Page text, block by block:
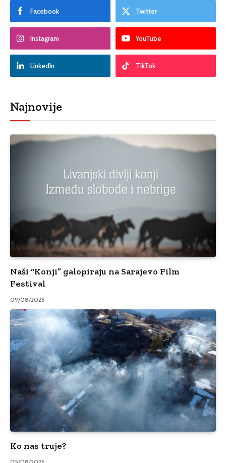
Facebook Twitter
Instagram YouTube
LinkedIn TikTok
Najnovije
Naši “Konji” galopiraju na Sarajevo Film
Festival
09/08/2026
Ko nas truje?